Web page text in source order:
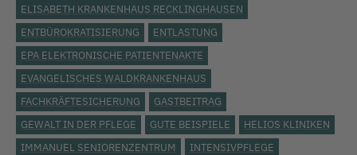
ELISABETH KRANKENHAUS RECKLINGHAUSEN
ENTBÜROKRATISIERUNG
ENTLASTUNG
EPA ELEKTRONISCHE PATIENTENAKTE
EVANGELISCHES WALDKRANKENHAUS
FACHKRÄFTESICHERUNG
GASTBEITRAG
GEWALT IN DER PFLEGE
GUTE BEISPIELE
HELIOS KLINIKEN
IMMANUEL SENIORENZENTRUM
INTENSIVPFLEGE